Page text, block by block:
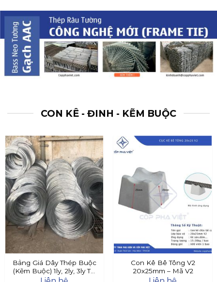
CON KÊ - ĐINH - KẼM BUỘC
Bảng Giá Dây Thép Buộc
(Kẽm Buộc) 1ly, 2ly, 3ly Tại
Đây
Con Kê Bê Tông V2
20x25mm – Mã V2